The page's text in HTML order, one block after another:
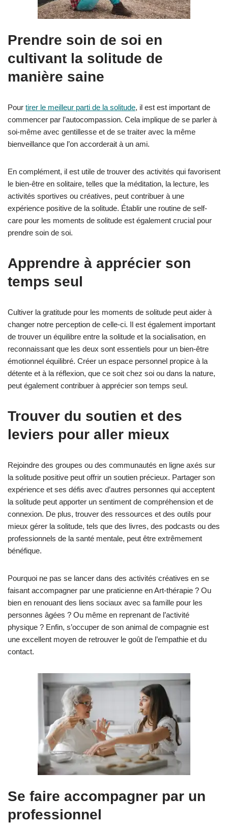
Prendre soin de soi en
cultivant la solitude de
manière saine
Pour tirer le meilleur parti de la solitude, il est est important de
commencer par l’autocompassion. Cela implique de se parler à
soi-même avec gentillesse et de se traiter avec la même
bienveillance que l’on accorderait à un ami.
En complément, il est utile de trouver des activités qui favorisent
le bien-être en solitaire, telles que la méditation, la lecture, les
activités sportives ou créatives, peut contribuer à une
expérience positive de la solitude. Établir une routine de self-
care pour les moments de solitude est également crucial pour
prendre soin de soi.
Apprendre à apprécier son
temps seul
Cultiver la gratitude pour les moments de solitude peut aider à
changer notre perception de celle-ci. Il est également important
de trouver un équilibre entre la solitude et la socialisation, en
reconnaissant que les deux sont essentiels pour un bien-être
émotionnel équilibré. Créer un espace personnel propice à la
détente et à la réflexion, que ce soit chez soi ou dans la nature,
peut également contribuer à apprécier son temps seul.
Trouver du soutien et des
leviers pour aller mieux
Rejoindre des groupes ou des communautés en ligne axés sur
la solitude positive peut offrir un soutien précieux. Partager son
expérience et ses défis avec d’autres personnes qui acceptent
la solitude peut apporter un sentiment de compréhension et de
connexion. De plus, trouver des ressources et des outils pour
mieux gérer la solitude, tels que des livres, des podcasts ou des
professionnels de la santé mentale, peut être extrêmement
bénéfique.
Pourquoi ne pas se lancer dans des activités créatives en se
faisant accompagner par une praticienne en Art-thérapie ? Ou
bien en renouant des liens sociaux avec sa famille pour les
personnes âgées ? Ou même en reprenant de l’activité
physique ? Enfin, s’occuper de son animal de compagnie est
une excellent moyen de retrouver le goût de l’empathie et du
contact.
Se faire accompagner par un
professionnel